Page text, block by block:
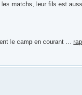
matchs, leur fils est
le camp en courant ...